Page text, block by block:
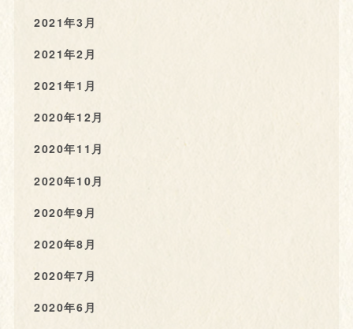
2021年3月
2021年2月
2021年1月
2020年12月
2020年11月
2020年10月
2020年9月
2020年8月
2020年7月
2020年6月